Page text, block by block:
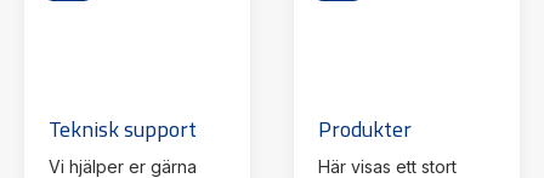
Teknisk support
Vi hjälper er gärna
Produkter
Här visas ett stort